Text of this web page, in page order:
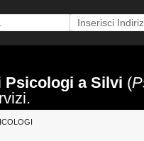
Psicologi a Silvi (